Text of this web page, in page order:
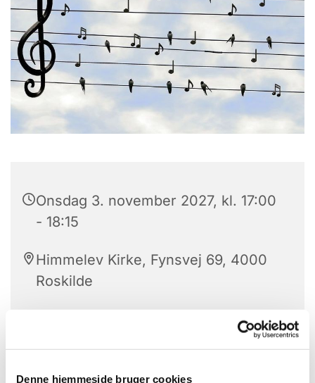
Denne hjemmeside bruger cookies
Onsdag 3. november 2027, kl. 17:00
- 18:15
Himmelev Kirke, Fynsvej 69, 4000
Roskilde
sognegården. Øvetiden er 17:00-18:15